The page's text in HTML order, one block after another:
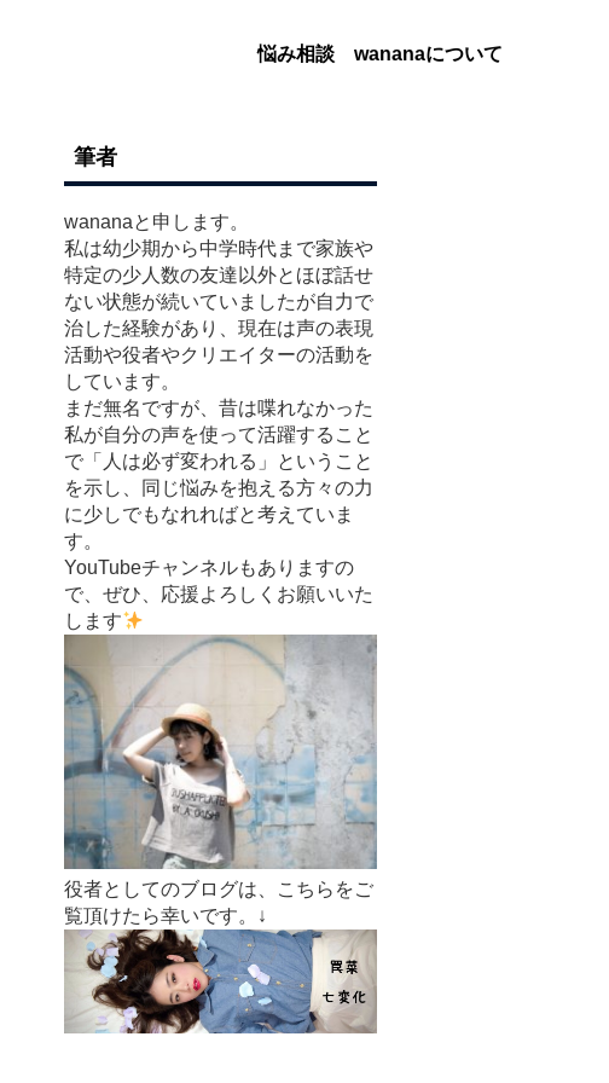
悩み相談 wananaについて
筆者
wananaと申します。
私は幼少期から中学時代まで家族や
特定の少人数の友達以外とほぼ話せ
ない状態が続いていましたが自力で
治した経験があり、現在は声の表現
活動や役者やクリエイターの活動を
しています。
まだ無名ですが、昔は喋れなかった
私が自分の声を使って活躍すること
で「人は必ず変われる」ということ
を示し、同じ悩みを抱える方々の力
に少しでもなれればと考えていま
す。
YouTubeチャンネルもありますの
で、ぜひ、応援よろしくお願いいた
します
役者としてのブログは、こちらをご
覧頂けたら幸いです。↓